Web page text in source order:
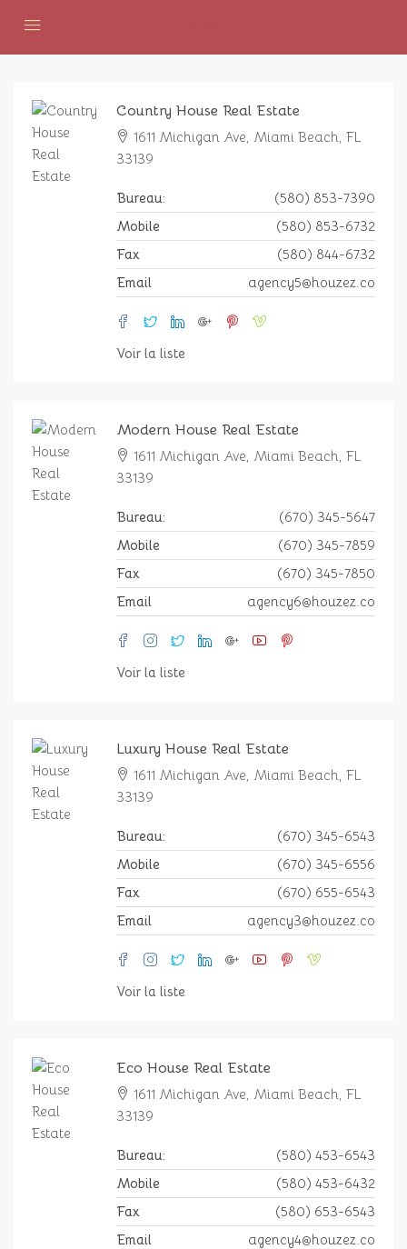
Country House Real Estate
1611 Michigan Ave, Miami Beach, FL
33139
Bureau:
(580) 853-7390
Mobile
(580) 853-6732
Fax
(580) 844-6732
Email
agency5@houzez.co
Voir la liste
Modern House Real Estate
1611 Michigan Ave, Miami Beach, FL
33139
Bureau:
(670) 345-5647
Mobile
(670) 345-7859
Fax
(670) 345-7850
Email
agency6@houzez.co
Voir la liste
Luxury House Real Estate
1611 Michigan Ave, Miami Beach, FL
33139
Bureau:
(670) 345-6543
Mobile
(670) 345-6556
Fax
(670) 655-6543
Email
agency3@houzez.co
Voir la liste
Eco House Real Estate
1611 Michigan Ave, Miami Beach, FL
33139
Bureau:
(580) 453-6543
Mobile
(580) 453-6432
Fax
(580) 653-6543
Email
agency4@houzez.co